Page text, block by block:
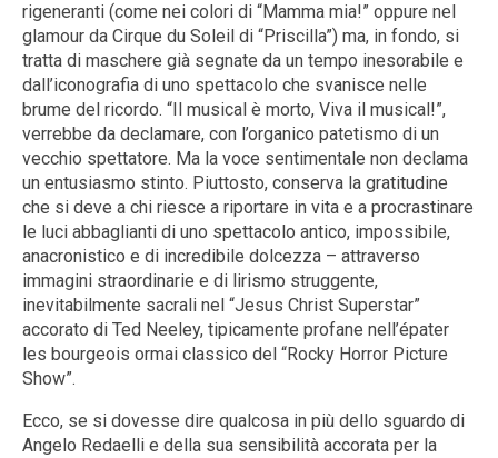
rigeneranti (come nei colori di “Mamma mia!” oppure nel
glamour da Cirque du Soleil di “Priscilla”) ma, in fondo, si
tratta di maschere già segnate da un tempo inesorabile e
dall’iconografia di uno spettacolo che svanisce nelle
brume del ricordo. “Il musical è morto, Viva il musical!”,
verrebbe da declamare, con l’organico patetismo di un
vecchio spettatore. Ma la voce sentimentale non declama
un entusiasmo stinto. Piuttosto, conserva la gratitudine
che si deve a chi riesce a riportare in vita e a procrastinare
le luci abbaglianti di uno spettacolo antico, impossibile,
anacronistico e di incredibile dolcezza – attraverso
immagini straordinarie e di lirismo struggente,
inevitabilmente sacrali nel “Jesus Christ Superstar”
accorato di Ted Neeley, tipicamente profane nell’épater
les bourgeois ormai classico del “Rocky Horror Picture
Show”.
Ecco, se si dovesse dire qualcosa in più dello sguardo di
Angelo Redaelli e della sua sensibilità accorata per la